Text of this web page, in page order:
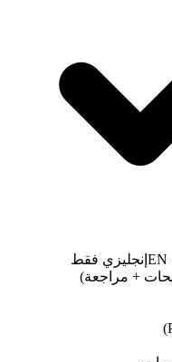
إنجليزي فقط